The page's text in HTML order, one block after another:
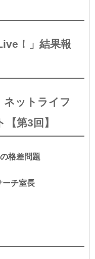
！」結果報
ットライフ
第3回】
格差問題
ーチ室長